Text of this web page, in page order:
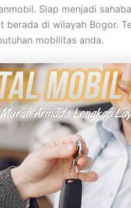
Siap menjadi
berada di wilayah Bogor.
mobilitas anda.